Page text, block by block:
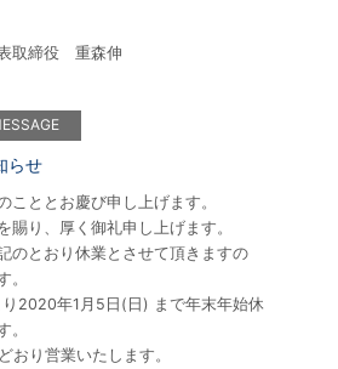
取締役 重森伸
らせ
ととお慶び申し上げます。
賜り、厚く御礼申し上げます。
のとおり休業とさせて頂きますの
。
2020年1月5日(日) まで年末年始休
。
おり営業いたします。